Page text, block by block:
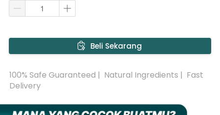
` Beli Sekarang
100% Safe Guaranteed |  Natural Ingredients |  Fast
Delivery